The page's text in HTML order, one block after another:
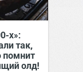
х»:
так,
помнит
олд!